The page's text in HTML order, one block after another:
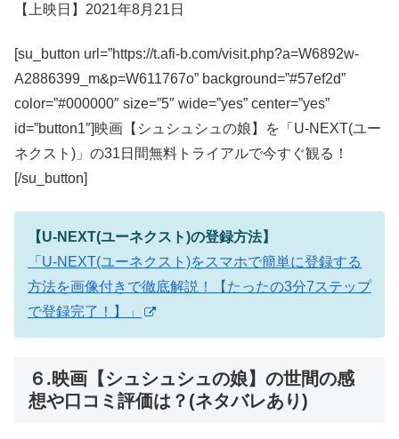
【上映日】2021年8月21日
[su_button url=”https://t.afi-b.com/visit.php?a=W6892w-
A2886399_m&p=W611767o” background=”#57ef2d”
color=”#000000″ size=”5″ wide=”yes” center=”yes”
id=”button1″]映画【シュシュシュの娘】を「U-NEXT(ユー
ネクスト)」の31日間無料トライアルで今すぐ観る！
[/su_button]
【U-NEXT(ユーネクスト)の登録方法】
「U-NEXT(ユーネクスト)をスマホで簡単に登録する
方法を画像付きで徹底解説！【たったの3分7ステップ
で登録完了！】」
６.映画【シュシュシュの娘】の世間の感
想や口コミ評価は？(ネタバレあり)